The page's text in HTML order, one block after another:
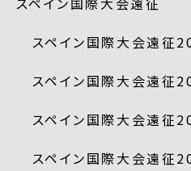
スペイン国際大会遠征
スペイン国際大会遠征
スペイン国際大会遠征
スペイン国際大会遠征